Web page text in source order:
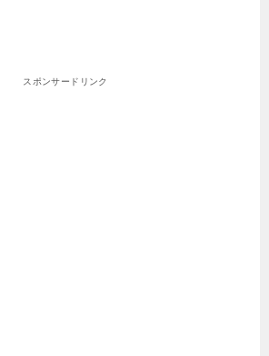
スポンサードリンク